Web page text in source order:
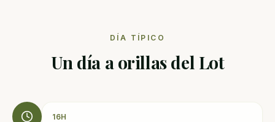
DÍA TÍPICO
Un día a orillas del Lot
16H